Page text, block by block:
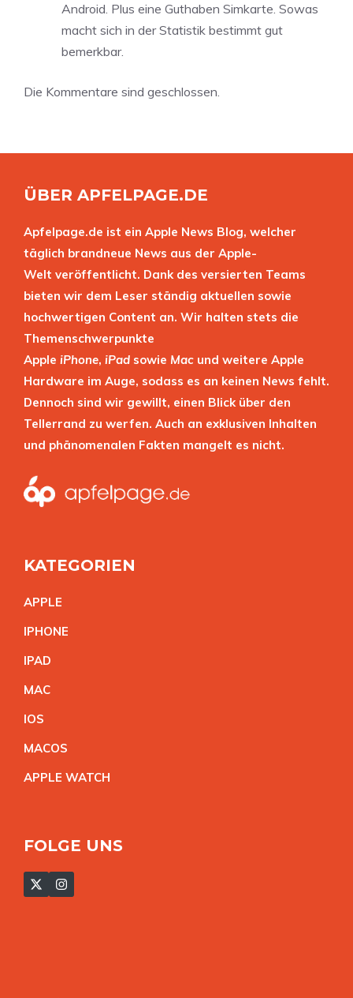
Android. Plus eine Guthaben Simkarte. Sowas
macht sich in der Statistik bestimmt gut
bemerkbar.
Die Kommentare sind geschlossen.
ÜBER APFELPAGE.DE
Apfelpage.de ist ein Apple News Blog, welcher
täglich brandneue News aus der Apple-
Welt veröffentlicht. Dank des versierten Teams
bieten wir dem Leser ständig aktuellen sowie
hochwertigen Content an. Wir halten stets die
Themenschwerpunkte
Apple iPhone, iPad sowie Mac und weitere Apple
Hardware im Auge, sodass es an keinen News fehlt.
Dennoch sind wir gewillt, einen Blick über den
Tellerrand zu werfen. Auch an exklusiven Inhalten
und phänomenalen Fakten mangelt es nicht.
KATEGORIEN
APPLE
IPHONE
IPAD
MAC
IOS
MACOS
APPLE WATCH
FOLGE UNS